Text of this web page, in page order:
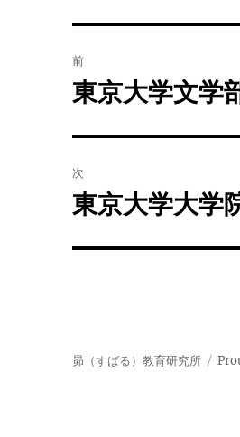
稿
ゲ
前
前
投
稿:
東京大学文学
次
次
投
東京大学大
昴（すばる）教育研究所